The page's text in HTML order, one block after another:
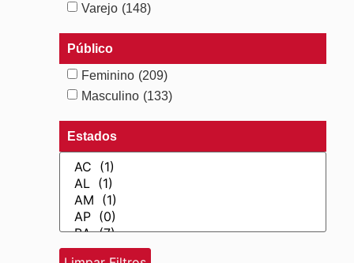
Varejo (148)
Público
Feminino (209)
Masculino (133)
Estados